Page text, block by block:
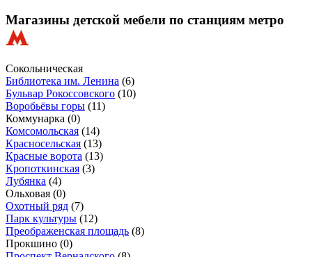
Магазины детской мебели по станциям метро
Сокольническая
Библиотека им. Ленина (6)
Бульвар Рокоссовского (10)
Воробьёвы горы (11)
Коммунарка (0)
Комсомольская (14)
Красносельская (13)
Красные ворота (13)
Кропоткинская (3)
Лубянка (4)
Ольховая (0)
Охотный ряд (7)
Парк культуры (12)
Преображенская площадь (8)
Прокшино (0)